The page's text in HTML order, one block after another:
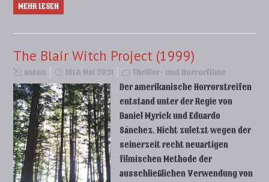
MEHR LESEN
The Blair Witch Project (1999)
anton 16th Mai 2021 Thriller- und Horrorfilme
Der amerikanische Horrorstreifen
entstand unter der Regie von
Daniel Myrick und Eduardo
Sánchez. Nicht zuletzt wegen der
seinerzeit recht neuartigen
filmischen Methode der
ausschließlichen Verwendung von